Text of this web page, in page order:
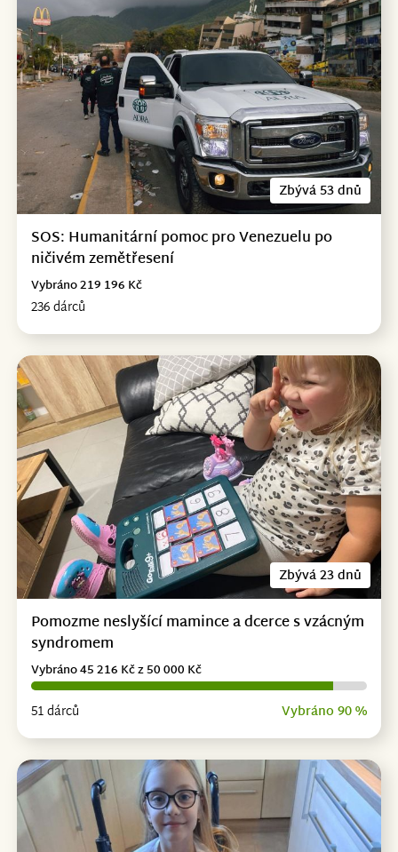
Zbývá 53 dnů
SOS: Humanitární pomoc pro Venezuelu po
ničivém zemětřesení
236 dárců
Vybráno 219 196 Kč
Zbývá 23 dnů
Pomozme neslyšící mamince a dcerce s vzácným
syndromem
51 dárců Vybráno 90 %
Vybráno 45 216 Kč z 50 000 Kč